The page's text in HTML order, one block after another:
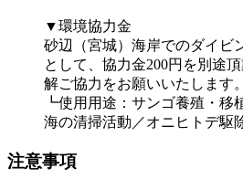
▼環境協力金
砂辺（宮城）海岸でのダイビ
として、協力金200円を別途
解ご協力をお願いいたします。
┗使用用途：サンゴ養殖・移
海の清掃活動／オニヒトデ駆
注意事項